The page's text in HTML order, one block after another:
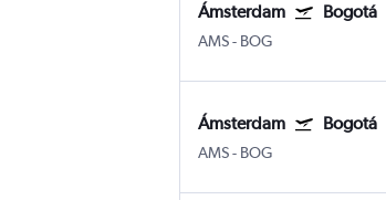
Ámsterdam Bogotá
AMS- BOG
Ámsterdam Bogotá
AMS- BOG